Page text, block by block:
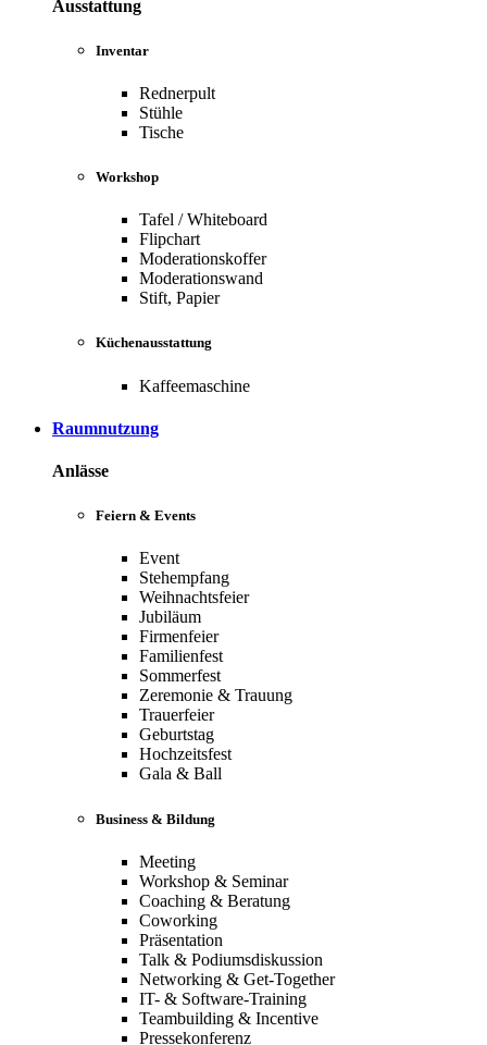
Ausstattung
Inventar
Rednerpult
Stühle
Tische
Workshop
Tafel / Whiteboard
Flipchart
Moderationskoffer
Moderationswand
Stift, Papier
Küchenausstattung
Kaffeemaschine
Raumnutzung
Anlässe
Feiern & Events
Event
Stehempfang
Weihnachtsfeier
Jubiläum
Firmenfeier
Familienfest
Sommerfest
Zeremonie & Trauung
Trauerfeier
Geburtstag
Hochzeitsfest
Gala & Ball
Business & Bildung
Meeting
Workshop & Seminar
Coaching & Beratung
Coworking
Präsentation
Talk & Podiumsdiskussion
Networking & Get-Together
IT- & Software-Training
Teambuilding & Incentive
Pressekonferenz